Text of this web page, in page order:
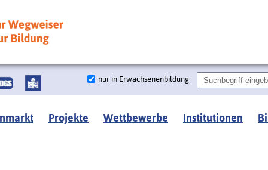
nur in Erwachsenenbildung
Projekte Wettbewerbe Institutionen